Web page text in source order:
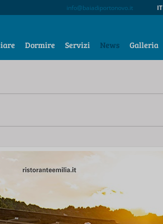
info@baiadiportonovo.it IT
Dormire Servizi News Galleria